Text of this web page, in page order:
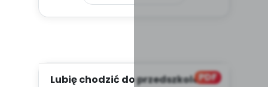
PDF
Lubię chodzić do przedszkola, cz.